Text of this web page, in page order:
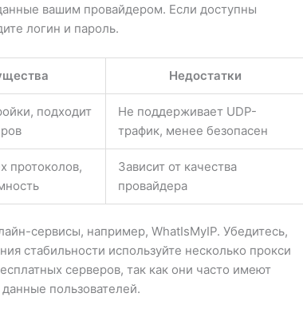
вашим провайдером. Если доступны
логин и пароль.
Недостатки
подходит
Не поддерживает UDP-
трафик, менее безопасен
протоколов,
Зависит от качества
провайдера
сервисы, например, WhatIsMyIP. Убедитесь,
стабильности используйте несколько прокси
серверов, так как они часто имеют
пользователей.